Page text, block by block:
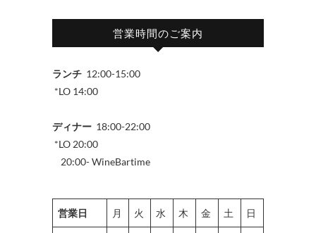
営業時間のご案内
ランチ 12:00-15:00
*LO 14:00
ディナー 18:00-22:00
*LO 20:00
20:00- WineBartime
営業日 月 火 水 木 金 土 日